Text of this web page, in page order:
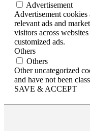
Advertisement
Advertisement
relevant ads and
visitors across
customized ads.
Others
Others
Other uncategorized
and have not been
SAVE & ACCEPT